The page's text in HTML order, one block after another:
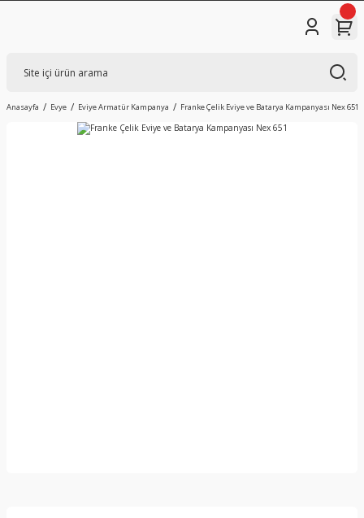
Anasayfa Evye Eviye Armatür Kampanya Franke Çelik Eviye ve Batarya Kampanyası Nex 651